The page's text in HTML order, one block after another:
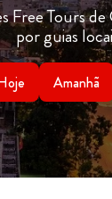
Free Tours
por guias
Amanhã